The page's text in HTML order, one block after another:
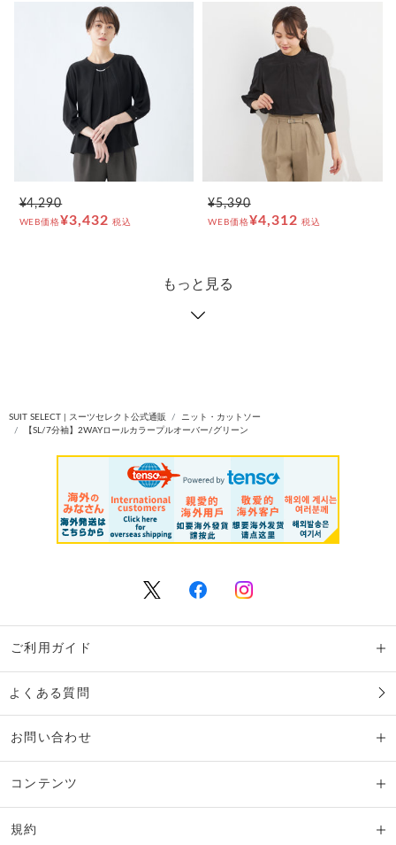
¥4,290
WEB価格¥3,432 税込
¥5,390
WEB価格¥4,312 税込
もっと見る
SUIT SELECT | スーツセレクト公式通販
ニット・カットソー
【SL/7分袖】2WAYロールカラープルオーバー/グリーン
ご利用ガイド
よくある質問
お問い合わせ
コンテンツ
規約